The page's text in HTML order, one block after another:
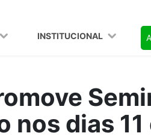
INSTITUCIONAL
nos dias